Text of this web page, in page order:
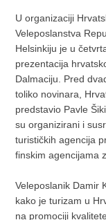
U organizaciji
Veleposlanstva
Helsinkiju je u
prezentacija
Dalmaciju. Pred
toliko novinara,
predstavio Pavle
su organizirani i
turističkih agencija
finskim agencijama
Veleposlanik Damir
kako je turizam u
na promociji